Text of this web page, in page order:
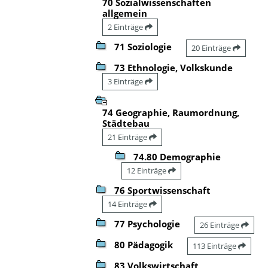
allgemein
2 Einträge
71 Soziologie 20 Einträge
73 Ethnologie, Volkskunde
3 Einträge
74 Geographie, Raumordnung,
Städtebau
21 Einträge
74.80 Demographie
12 Einträge
76 Sportwissenschaft
14 Einträge
77 Psychologie 26 Einträge
80 Pädagogik 113 Einträge
83 Volkswirtschaft